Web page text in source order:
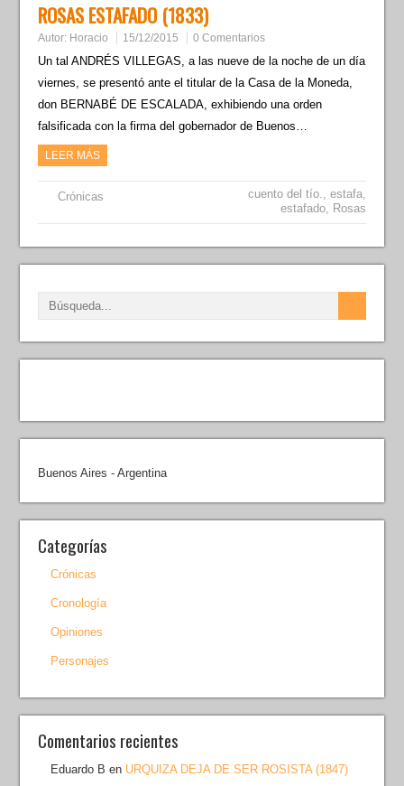
ROSAS ESTAFADO (1833)
Autor: Horacio 15/12/2015 0 Comentarios
Un tal ANDRÉS VILLEGAS, a las nueve de la noche de un día
viernes, se presentó ante el titular de la Casa de la Moneda,
don BERNABÉ DE ESCALADA, exhibiendo una orden
falsificada con la firma del gobernador de Buenos…
LEER MÁS
Crónicas cuento del tío., estafa,
estafado, Rosas
Buenos Aires - Argentina
Categorías
Crónicas
Cronología
Opiniones
Personajes
Comentarios recientes
Eduardo B en URQUIZA DEJA DE SER ROSISTA (1847)